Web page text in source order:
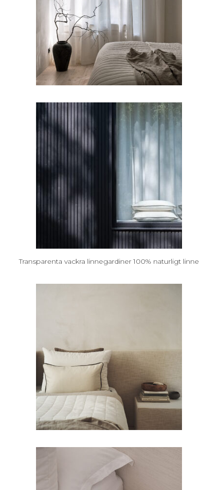
Transparenta vackra linnegardiner 100% naturligt linne